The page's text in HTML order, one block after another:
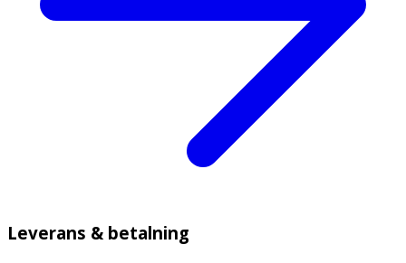
Leverans & betalning